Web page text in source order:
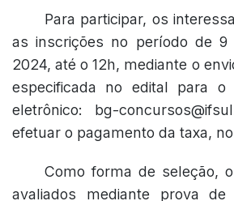
Para participar, os
as inscrições no período de
2024, até o 12h, mediante o
especificada no edital para o
eletrônico: bg-
efetuar o pagamento da taxa,
Como forma de seleção,
avaliados mediante prova de